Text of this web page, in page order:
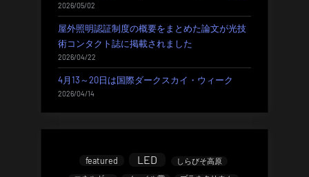
2026/05/02
屋外照明認証制度の概要をまとめた論文が光技
術コンタクト誌に掲載されました
2026/04/22
4月13～20日は国際ダークスカイ・ウィーク
2026/04/14
featured LED
しらびそ高原